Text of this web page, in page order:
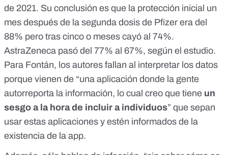
de 2021. Su conclusión es que la protección inicial un
mes después de la segunda dosis de Pfizer era del
88% pero tras cinco o meses cayó al 74%.
AstraZeneca pasó del 77% al 67%, según el estudio.
Para Fontán, los autores fallan al interpretar los datos
porque vienen de “una aplicación donde la gente
autorreporta la información, lo cual creo que tiene un
sesgo a la hora de incluir a individuos” que sepan
usar estas aplicaciones y estén informados de la
existencia de la app.